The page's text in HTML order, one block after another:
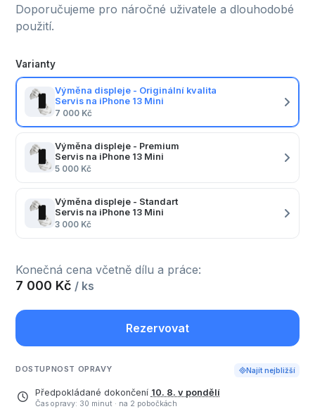
Doporučujeme pro náročné uživatele a dlouhodobé
použití.
Varianty
Výměna displeje - Originální kvalita
Servis na iPhone 13 Mini
7 000 Kč
Výměna displeje - Premium
Servis na iPhone 13 Mini
5 000 Kč
Výměna displeje - Standart
Servis na iPhone 13 Mini
3 000 Kč
Konečná cena včetně dílu a práce:
7 000 Kč / ks
Rezervovat
DOSTUPNOST OPRAVY Najít nejbližší
Předpokládané dokončení 10. 8. v pondělí
Čas opravy: 30 minut · na 2 pobočkách